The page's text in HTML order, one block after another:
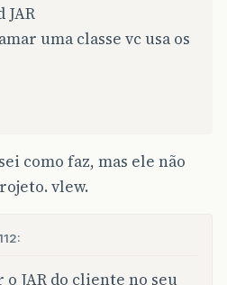
JAR
uma classe vc usa os
como faz, mas ele não
vlew.
o JAR do cliente no seu